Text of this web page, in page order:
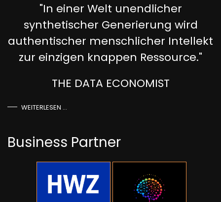
"In einer Welt unendlicher
synthetischer Generierung wird
authentischer menschlicher Intellekt
zur einzigen knappen Ressource."
THE DATA ECONOMIST
WEITERLESEN …
Business Partner